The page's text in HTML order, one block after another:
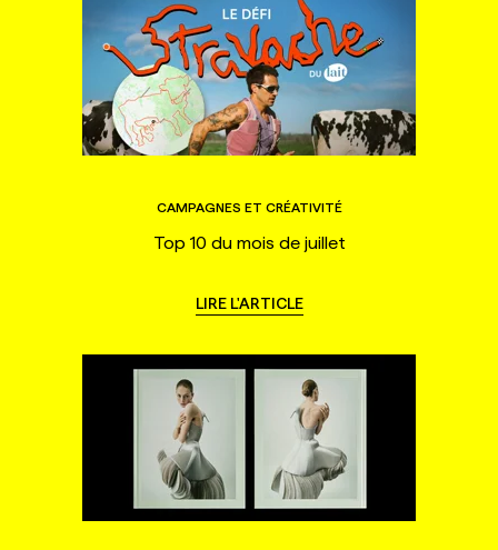
CAMPAGNES ET CRÉATIVITÉ
Top 10 du mois de juillet
LIRE L'ARTICLE